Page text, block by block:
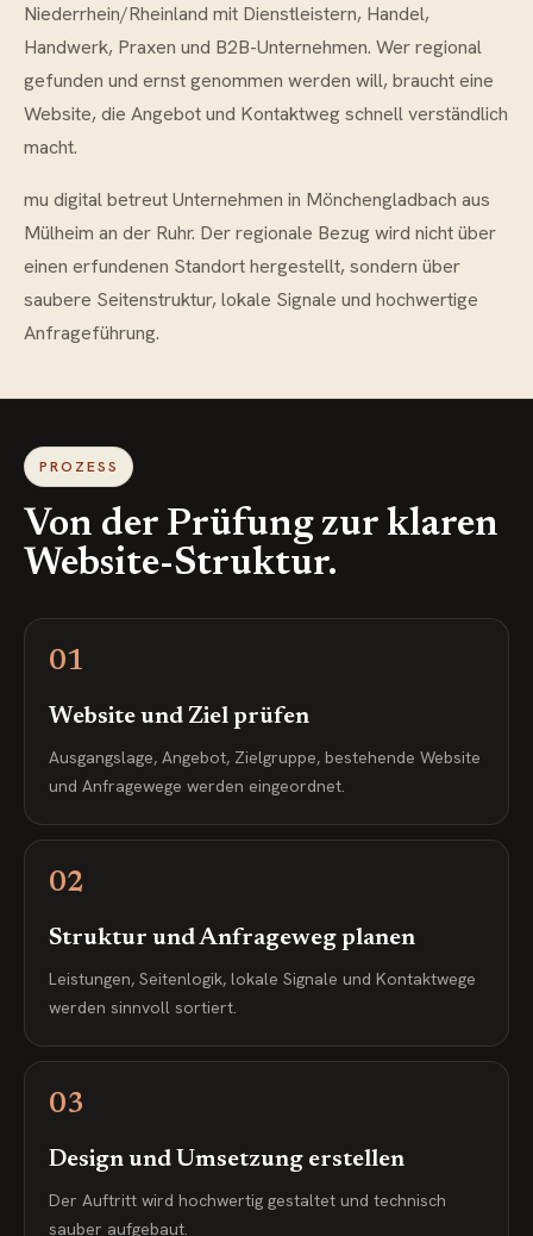
Niederrhein/Rheinland mit Dienstleistern, Handel,
Handwerk, Praxen und B2B-Unternehmen. Wer regional
gefunden und ernst genommen werden will, braucht eine
Website, die Angebot und Kontaktweg schnell verständlich
macht.
mu digital betreut Unternehmen in Mönchengladbach aus
Mülheim an der Ruhr. Der regionale Bezug wird nicht über
einen erfundenen Standort hergestellt, sondern über
saubere Seitenstruktur, lokale Signale und hochwertige
Anfrageführung.
PROZESS
Von der Prüfung zur klaren
Website-Struktur.
01
Website und Ziel prüfen
Ausgangslage, Angebot, Zielgruppe, bestehende Website
und Anfragewege werden eingeordnet.
02
Struktur und Anfrageweg planen
Leistungen, Seitenlogik, lokale Signale und Kontaktwege
werden sinnvoll sortiert.
03
Design und Umsetzung erstellen
Der Auftritt wird hochwertig gestaltet und technisch
sauber aufgebaut.